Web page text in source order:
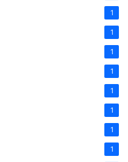
1
1
1
1
1
1
1
1